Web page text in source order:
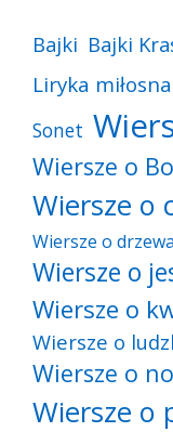
Bajki Bajki
Liryka miłosna
Sonet
Wiersze o
Wiersze o
Wiersze o
Wiersze o
Wiersze o
Wiersze o
Wiersze o
Wiersze o